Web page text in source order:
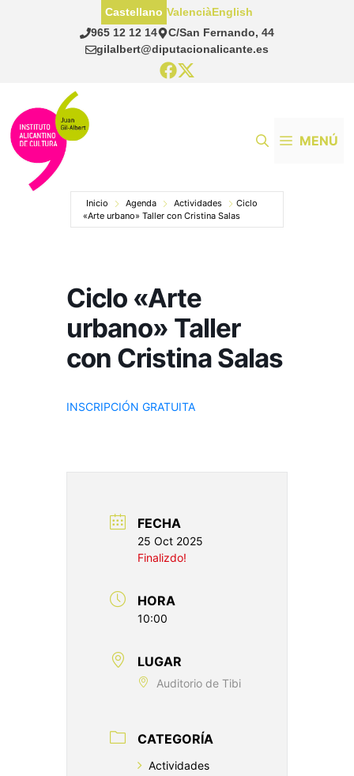
965 12 12 14
C/San Fernando, 44
gilalbert@diputacionalicante.es
Castellano ValenciàEnglish
MENÚ
Inicio Agenda Actividades
Ciclo
«Arte urbano» Taller con Cristina Salas
Ciclo «Arte
urbano» Taller
con Cristina Salas
INSCRIPCIÓN GRATUITA
FECHA
25 Oct 2025
Finalizdo!
HORA
10:00
LUGAR
Auditorio de Tibi
CATEGORÍA
Actividades